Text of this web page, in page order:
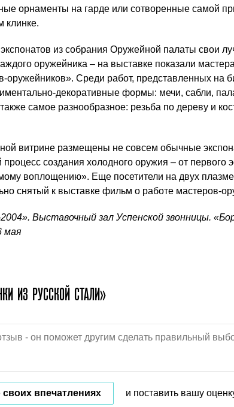
орнаменты на гарде или сотворенные самой
клинке.
из собрания Оружейной палаты свои
оружейника – на выставке показали
оружейников». Среди работ, представленных на
декоративные формы: мечи, сабли,
самое разнообразное: резьба по дереву и
витрине размещены не совсем обычные
создания холодного оружия – от первого
воплощению». Еще посетители на двух
снятый к выставке фильм о работе мастеров-
Выставочный зал Успенской звонницы.
мая
ИЗ РУССКОЙ СТАЛИ»
своих впечатлениях и поставить вашу